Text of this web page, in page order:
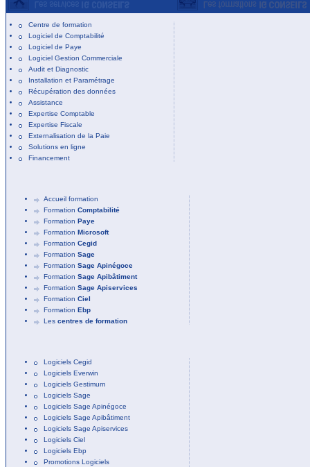
Centre de formation
Logiciel de Comptabilité
Logiciel de Paye
Logiciel Gestion Commerciale
Audit et Diagnostic
Installation et Paramétrage
Récupération des données
Assistance
Expertise Comptable
Expertise Fiscale
Externalisation de la Paie
Solutions en ligne
Financement
Accueil formation
Formation Comptabilité
Formation Paye
Formation Microsoft
Formation Cegid
Formation Sage
Formation Sage Apinégoce
Formation Sage Apibâtiment
Formation Sage Apiservices
Formation Ciel
Formation Ebp
Les centres de formation
Logiciels Cegid
Logiciels Everwin
Logiciels Gestimum
Logiciels Sage
Logiciels Sage Apinégoce
Logiciels Sage Apibâtiment
Logiciels Sage Apiservices
Logiciels Ciel
Logiciels Ebp
Promotions Logiciels